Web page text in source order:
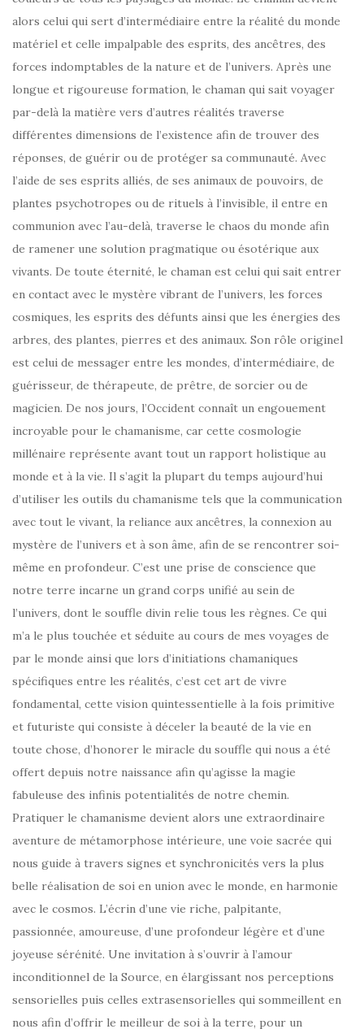
alors celui qui sert d’intermédiaire entre la réalité du monde
matériel et celle impalpable des esprits, des ancêtres, des
forces indomptables de la nature et de l’univers. Après une
longue et rigoureuse formation, le chaman qui sait voyager
par-delà la matière vers d’autres réalités traverse
différentes dimensions de l’existence afin de trouver des
réponses, de guérir ou de protéger sa communauté. Avec
l’aide de ses esprits alliés, de ses animaux de pouvoirs, de
plantes psychotropes ou de rituels à l’invisible, il entre en
communion avec l’au-delà, traverse le chaos du monde afin
de ramener une solution pragmatique ou ésotérique aux
vivants. De toute éternité, le chaman est celui qui sait entrer
en contact avec le mystère vibrant de l’univers, les forces
cosmiques, les esprits des défunts ainsi que les énergies des
arbres, des plantes, pierres et des animaux. Son rôle originel
est celui de messager entre les mondes, d’intermédiaire, de
guérisseur, de thérapeute, de prêtre, de sorcier ou de
magicien. De nos jours, l’Occident connaît un engouement
incroyable pour le chamanisme, car cette cosmologie
millénaire représente avant tout un rapport holistique au
monde et à la vie. Il s’agit la plupart du temps aujourd’hui
d’utiliser les outils du chamanisme tels que la communication
avec tout le vivant, la reliance aux ancêtres, la connexion au
mystère de l’univers et à son âme, afin de se rencontrer soi-
même en profondeur. C’est une prise de conscience que
notre terre incarne un grand corps unifié au sein de
l’univers, dont le souffle divin relie tous les règnes. Ce qui
m’a le plus touchée et séduite au cours de mes voyages de
par le monde ainsi que lors d’initiations chamaniques
spécifiques entre les réalités, c’est cet art de vivre
fondamental, cette vision quintessentielle à la fois primitive
et futuriste qui consiste à déceler la beauté de la vie en
toute chose, d’honorer le miracle du souffle qui nous a été
offert depuis notre naissance afin qu’agisse la magie
fabuleuse des infinis potentialités de notre chemin.
Pratiquer le chamanisme devient alors une extraordinaire
aventure de métamorphose intérieure, une voie sacrée qui
nous guide à travers signes et synchronicités vers la plus
belle réalisation de soi en union avec le monde, en harmonie
avec le cosmos. L’écrin d’une vie riche, palpitante,
passionnée, amoureuse, d’une profondeur légère et d’une
joyeuse sérénité. Une invitation à s’ouvrir à l’amour
inconditionnel de la Source, en élargissant nos perceptions
sensorielles puis celles extrasensorielles qui sommeillent en
nous afin d’offrir le meilleur de soi à la terre, pour un